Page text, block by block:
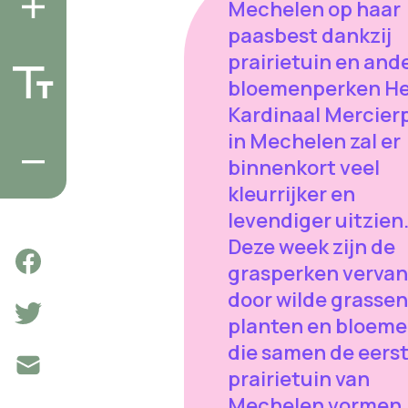
Mechelen op haar
paasbest dankzij
prairietuin en
bloemenperken
Kardinaal
in Mechelen zal er
binnenkort veel
kleurrijker en
levendiger uitzien.
Deze week zijn de
grasperken
door wilde
planten en
die samen de
prairietuin van